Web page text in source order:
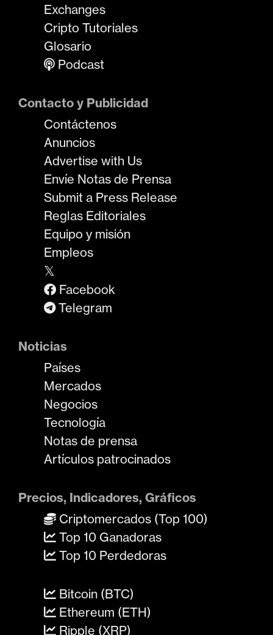
Exchanges
Cripto Tutoriales
Glosario
Podcast
Contacto y Publicidad
Contáctenos
Anuncios
Advertise with Us
Envíe Notas de Prensa
Submit a Press Release
Reglas Editoriales
Equipo y misión
Empleos
𝕏
Facebook
Telegram
Noticias
Países
Mercados
Negocios
Tecnología
Notas de prensa
Artículos patrocinados
Precios, Indicadores, Gráficos
Criptomercados (Top 100)
Top 10 Ganadoras
Top 10 Perdedoras
Bitcoin (BTC)
Ethereum (ETH)
Ripple (XRP)